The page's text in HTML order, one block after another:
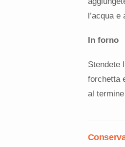
l’acqua
In forno
Stendete
forchetta
al